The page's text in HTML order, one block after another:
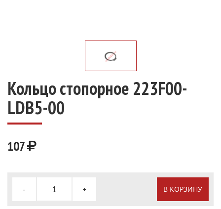
Кольцо стопорное 223F00-
LDB5-00
107
- + В КОРЗИНУ